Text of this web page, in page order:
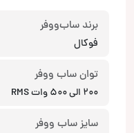
برند ساب‌ووفر
فوکال
توان ساب ووفر
200 الی 500 وات RMS
سایز ساب ووفر